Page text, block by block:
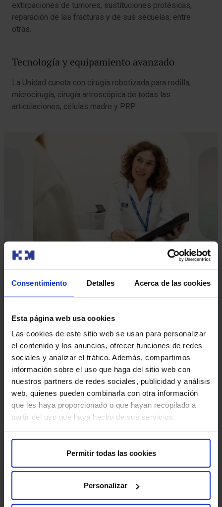
Consentimiento Detalles Acerca de las cookies
Esta página web usa cookies
Las cookies de este sitio web se usan para personalizar
el contenido y los anuncios, ofrecer funciones de redes
sociales y analizar el tráfico. Además, compartimos
información sobre el uso que haga del sitio web con
nuestros partners de redes sociales, publicidad y análisis
web, quienes pueden combinarla con otra información
que les haya proporcionado o que hayan recopilado a
partir del uso que haya hecho de sus servicios.
Permitir todas las cookies
Personalizar
extirpaciones de tumores, sustituciones protésicas,
reparación de las fracturas y de sus secuelas, entre
otras.
Tecnología y equipamiento avanzado
La Unidad cuneta con cirugía robotizada para rodilla,
microcirugía, cirugía artroscópica de todas las
articulaciones, células madre y PRP.
Nuestros médicos
Consulta y pide cita con los profesionales de esta
especialidad
Pedir cita
Pedir cita
También te puede interesar